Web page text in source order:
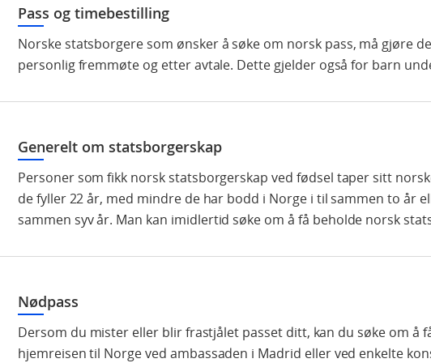
Pass og timebestilling
Norske statsborgere som ønsker å søke om norsk pass, må gjøre
personlig fremmøte og etter avtale. Dette gjelder også for barn
Generelt om statsborgerskap
Personer som fikk norsk statsborgerskap ved fødsel taper sitt
de fyller 22 år, med mindre de har bodd i Norge i til sammen to år
sammen syv år. Man kan imidlertid søke om å få beholde norsk
Nødpass
Dersom du mister eller blir frastjålet passet ditt, kan du søke om å
hjemreisen til Norge ved ambassaden i Madrid eller ved enkelte